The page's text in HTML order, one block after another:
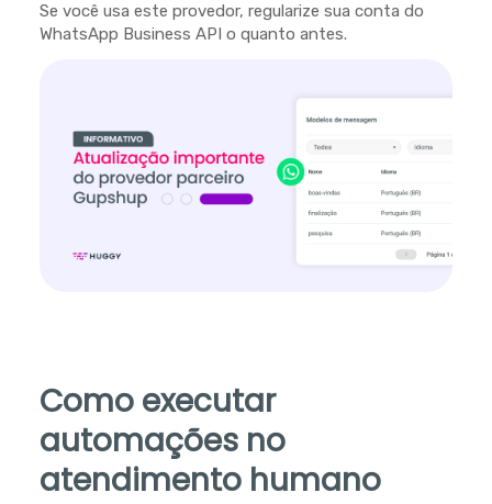
Se você usa este provedor, regularize sua conta do
WhatsApp Business API o quanto antes.
Como executar
automações no
atendimento humano